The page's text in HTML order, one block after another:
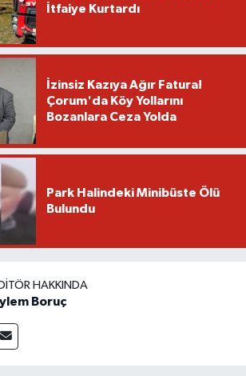
İtfaiye Kurtardı
İzinsiz Kazıya Ağır Fatura!
Çorum'da Köy Yollarını
Bozanlara Ceza Yolda
Park Halindeki Minibüste Ölü
Bulundu
HAKKINDA
Boruç